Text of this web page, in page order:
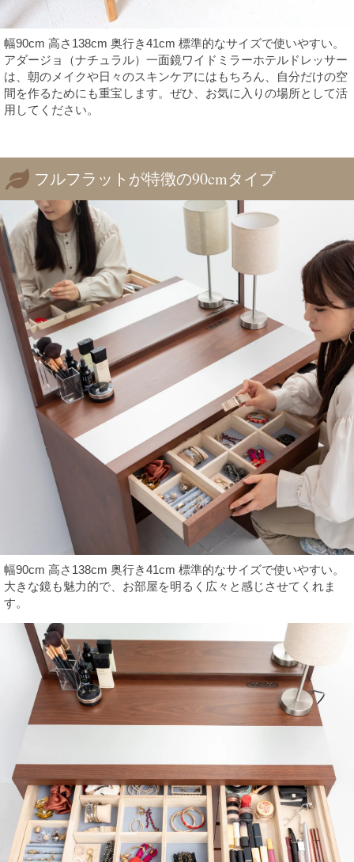
幅90cm 高さ138cm 奥行き41cm 標準的なサイズで使いやすい。
アダージョ（ナチュラル）一面鏡ワイドミラーホテルドレッサー
は、朝のメイクや日々のスキンケアにはもちろん、自分だけの空
間を作るためにも重宝します。ぜひ、お気に入りの場所として活
用してください。
フルフラットが特徴の90cmタイプ
幅90cm 高さ138cm 奥行き41cm 標準的なサイズで使いやすい。
大きな鏡も魅力的で、お部屋を明るく広々と感じさせてくれま
す。